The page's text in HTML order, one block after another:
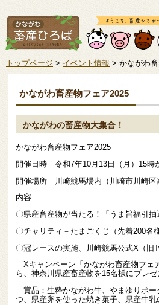
トップページ > イベント情報 > かながわ
かながわ畜産物フェア2025
かながわの畜産物大集合！
かながわ畜産物フェア2025
開催日時 令和7年10月13日（月）15時
開催場所 川崎競馬場内（川崎市川崎区
内容
〇県産畜産物が当たる！「うま旨福引抽
〇チャリティ－たまごくじ（先着200名様
〇冠レースの実施、川崎競馬公式X（旧
Xキャンペーン「かながわ畜産物フェ
ら、神奈川県産畜産物を15名様にプレゼ
賞品：生粋かながわ牛、やまゆりポー
つ、県産卵を使った焼き菓子、県産牛乳